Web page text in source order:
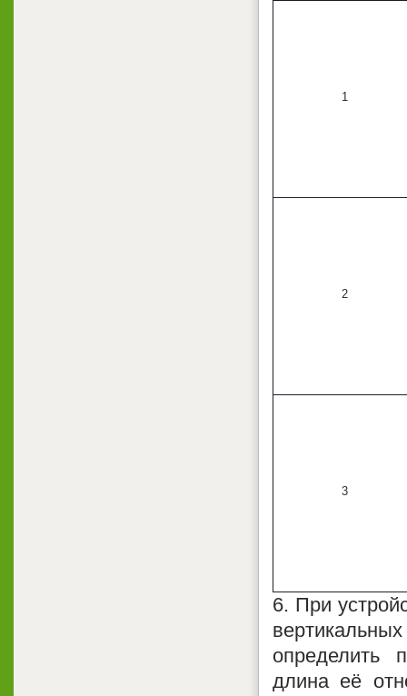
1
2
3
6. При
определить
длина её